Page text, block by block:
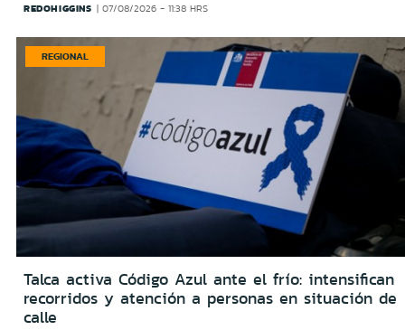
REDOHIGGINS 07/08/2026 - 11:38 HRS
REGIONAL
Talca activa Código Azul ante el frío: intensifican
recorridos y atención a personas en situación de
calle